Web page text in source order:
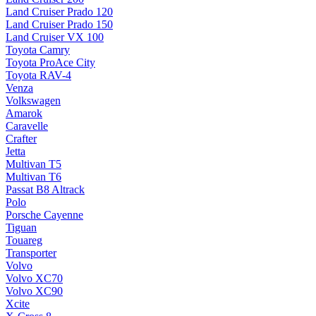
Land Cruiser Prado 120
Land Cruiser Prado 150
Land Cruiser VX 100
Toyota Camry
Toyota ProAce City
Toyota RAV-4
Venza
Volkswagen
Amarok
Caravelle
Crafter
Jetta
Multivan T5
Multivan T6
Passat B8 Altrack
Polo
Porsche Cayenne
Tiguan
Touareg
Transporter
Volvo
Volvo XC70
Volvo XC90
Xcite